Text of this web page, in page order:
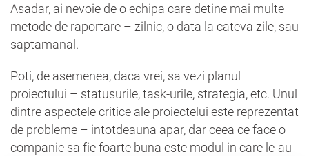
Asadar, ai nevoie de o echipa care detine mai multe
metode de raportare – zilnic, o data la cateva zile, sau
saptamanal.
Poti, de asemenea, daca vrei, sa vezi planul
proiectului – statusurile, task-urile, strategia, etc. Unul
dintre aspectele critice ale proiectelui este reprezentat
de probleme – intotdeauna apar, dar ceea ce face o
companie sa fie foarte buna este modul in care le-au